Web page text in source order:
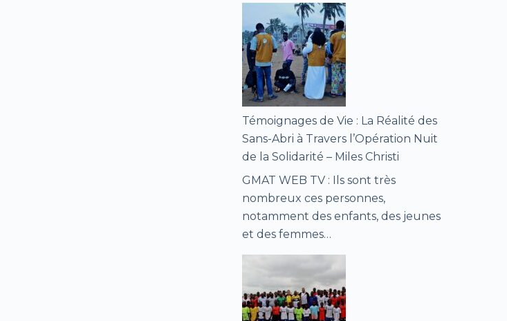
Témoignages de Vie : La Réalité des
Sans-Abri à Travers l’Opération Nuit
de la Solidarité – Miles Christi
GMAT WEB TV : Ils sont très
nombreux ces personnes,
notamment des enfants, des jeunes
et des femmes…